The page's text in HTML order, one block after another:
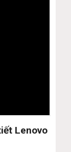
Lenovo